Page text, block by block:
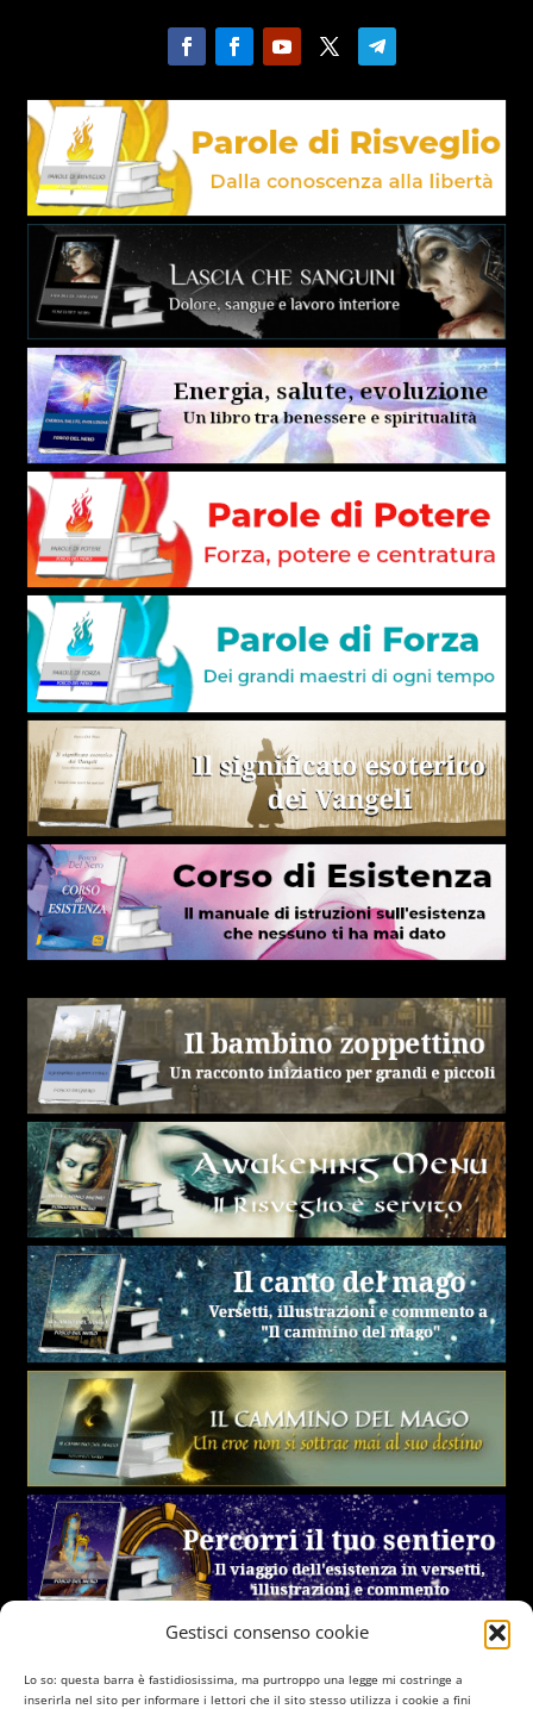
Gestisci consenso cookie
Lo so: questa barra è fastidiosissima, ma purtroppo una legge mi costringe a
inserirla nel sito per informare i lettori che il sito stesso utilizza i cookie a fini